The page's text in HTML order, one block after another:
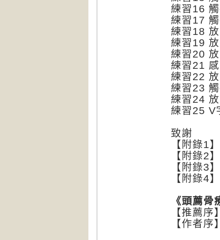
練習16
練習17
練習18
練習19
練習20
練習21
練習22
練習23
練習24
練習25 V
致謝
【附錄1
【附錄2
【附錄3
【附錄4
《頭薦
【推薦
【作者